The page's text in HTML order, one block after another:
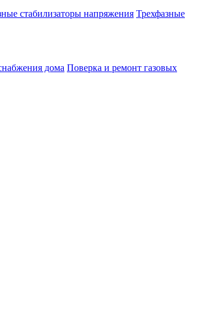
стабилизаторы напряжения Трехфазные
дома Поверка и ремонт газовых